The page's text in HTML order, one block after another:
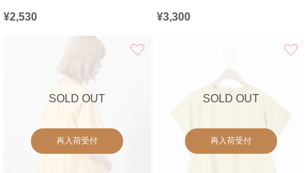
¥2,530 ¥3,300
SOLD OUT
再入荷受付
SOLD OUT
再入荷受付